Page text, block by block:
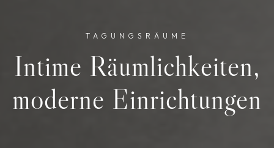
TAGUNGSRÄUME
Intime Räumlichkeiten,
moderne Einrichtungen